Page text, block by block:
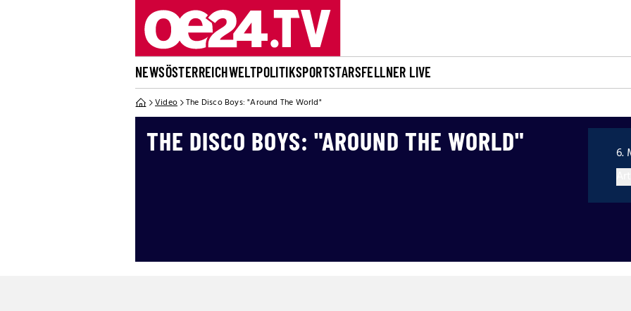
NEWSÖSTERREICHWELTPOLITIKSPORTSTARSFELLNER LIVE
Video The Disco Boys: "Around The World"
THE DISCO BOYS: "AROUND THE WORLD"
6.